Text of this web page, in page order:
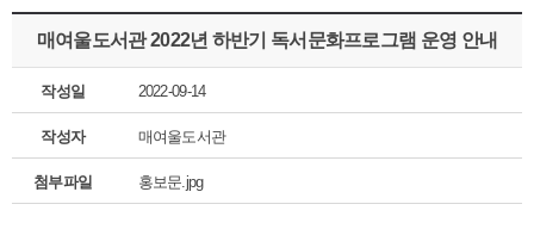
매여울도서관 2022년 하반기 독서문화프로그램 운영 안내
작성일 2022-09-14
작성자 매여울도서관
첨부파일 홍보문.jpg